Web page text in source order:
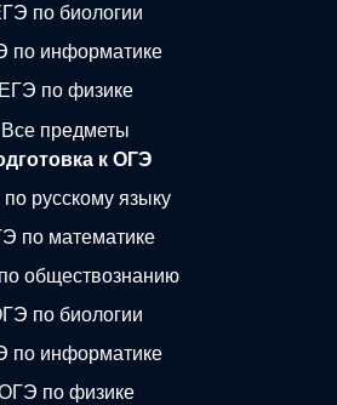
по биологии
по информатике
ЕГЭ по физике
Все предметы
к ОГЭ
русскому языку
по математике
обществознанию
по биологии
по информатике
по физике